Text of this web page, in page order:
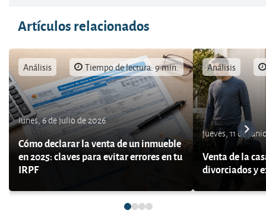
Artículos relacionados
Análisis Tiempo de lectura: 9 min.
lunes, 6 de julio de 2026
Cómo declarar la venta de un inmueble
en 2025: claves para evitar errores en tu
IRPF
Análisis
jueves, 11 de
Venta de la
divorciados y